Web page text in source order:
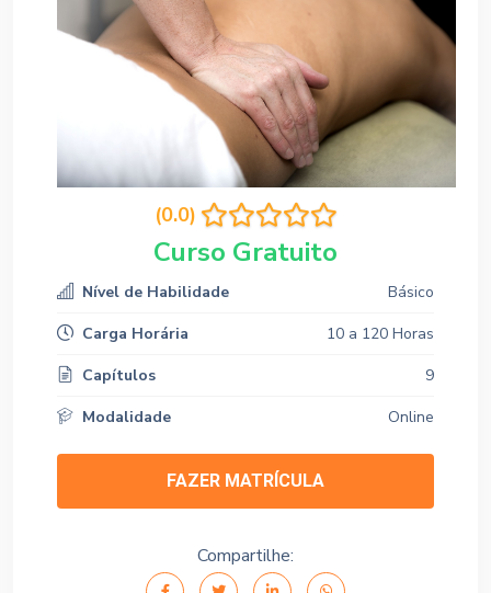
(0.0)
Curso Gratuito
Nível de Habilidade
Básico
Carga Horária
10 a 120 Horas
Capítulos
9
Modalidade
Online
FAZER MATRÍCULA
Compartilhe: